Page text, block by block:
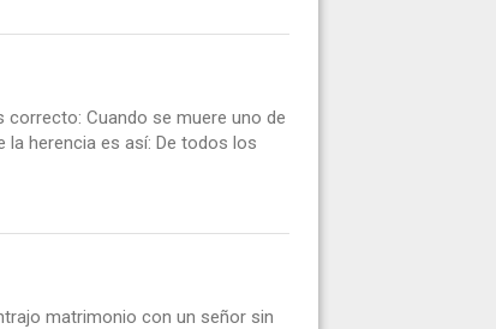
correcto: Cuando se muere uno de
la herencia es así: De todos los
matrimonio con un señor sin